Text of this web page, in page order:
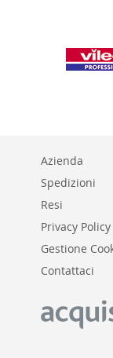
Azienda
Spedizioni
Resi
Privacy Policy
Gestione
Contattaci